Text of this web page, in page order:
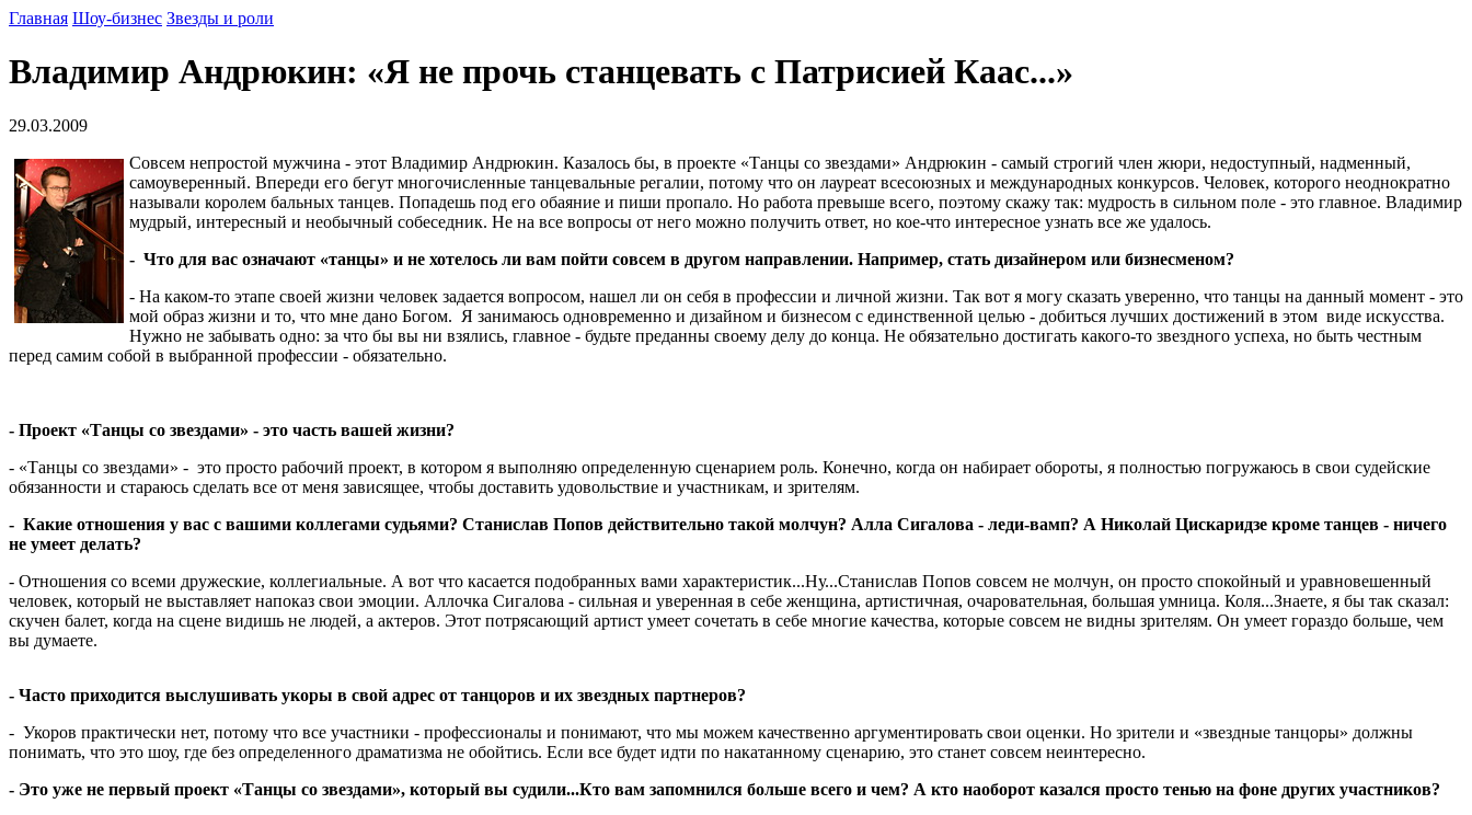
Главная Шоу-бизнес Звезды и роли
Владимир Андрюкин: «Я не прочь станцевать с Патрисией Каас...»
29.03.2009
Совсем непростой мужчина - этот Владимир Андрюкин. Казалось бы, в проекте «Танцы со звездами» Андрюкин - самый строгий член жюри, недоступный, надменный,
самоуверенный. Впереди его бегут многочисленные танцевальные регалии, потому что он лауреат всесоюзных и международных конкурсов. Человек, которого неоднократно
называли королем бальных танцев. Попадешь под его обаяние и пиши пропало. Но работа превыше всего, поэтому скажу так: мудрость в сильном поле - это главное. Владимир
мудрый, интересный и необычный собеседник. Не на все вопросы от него можно получить ответ, но кое-что интересное узнать все же удалось.
- Что для вас означают «танцы» и не хотелось ли вам пойти совсем в другом направлении. Например, стать дизайнером или бизнесменом?
- На каком-то этапе своей жизни человек задается вопросом, нашел ли он себя в профессии и личной жизни. Так вот я могу сказать уверенно, что танцы на данный момент - это
мой образ жизни и то, что мне дано Богом. Я занимаюсь одновременно и дизайном и бизнесом с единственной целью - добиться лучших достижений в этом виде искусства.
Нужно не забывать одно: за что бы вы ни взялись, главное - будьте преданны своему делу до конца. Не обязательно достигать какого-то звездного успеха, но быть честным
перед самим собой в выбранной профессии - обязательно.
- Проект «Танцы со звездами» - это часть вашей жизни?
- «Танцы со звездами» - это просто рабочий проект, в котором я выполняю определенную сценарием роль. Конечно, когда он набирает обороты, я полностью погружаюсь в свои судейские
обязанности и стараюсь сделать все от меня зависящее, чтобы доставить удовольствие и участникам, и зрителям.
- Какие отношения у вас с вашими коллегами судьями? Станислав Попов действительно такой молчун? Алла Сигалова - леди-вамп? А Николай Цискаридзе кроме танцев - ничего
не умеет делать?
- Отношения со всеми дружеские, коллегиальные. А вот что касается подобранных вами характеристик...Ну...Станислав Попов совсем не молчун, он просто спокойный и уравновешенный
человек, который не выставляет напоказ свои эмоции. Аллочка Сигалова - сильная и уверенная в себе женщина, артистичная, очаровательная, большая умница. Коля...Знаете, я бы так сказал:
скучен балет, когда на сцене видишь не людей, а актеров. Этот потрясающий артист умеет сочетать в себе многие качества, которые совсем не видны зрителям. Он умеет гораздо больше, чем
вы думаете.
- Часто приходится выслушивать укоры в свой адрес от танцоров и их звездных партнеров?
- Укоров практически нет, потому что все участники - профессионалы и понимают, что мы можем качественно аргументировать свои оценки. Но зрители и «звездные танцоры» должны
понимать, что это шоу, где без определенного драматизма не обойтись. Если все будет идти по накатанному сценарию, это станет совсем неинтересно.
- Это уже не первый проект «Танцы со звездами», который вы судили...Кто вам запомнился больше всего и чем? А кто наоборот казался просто тенью на фоне других участников?